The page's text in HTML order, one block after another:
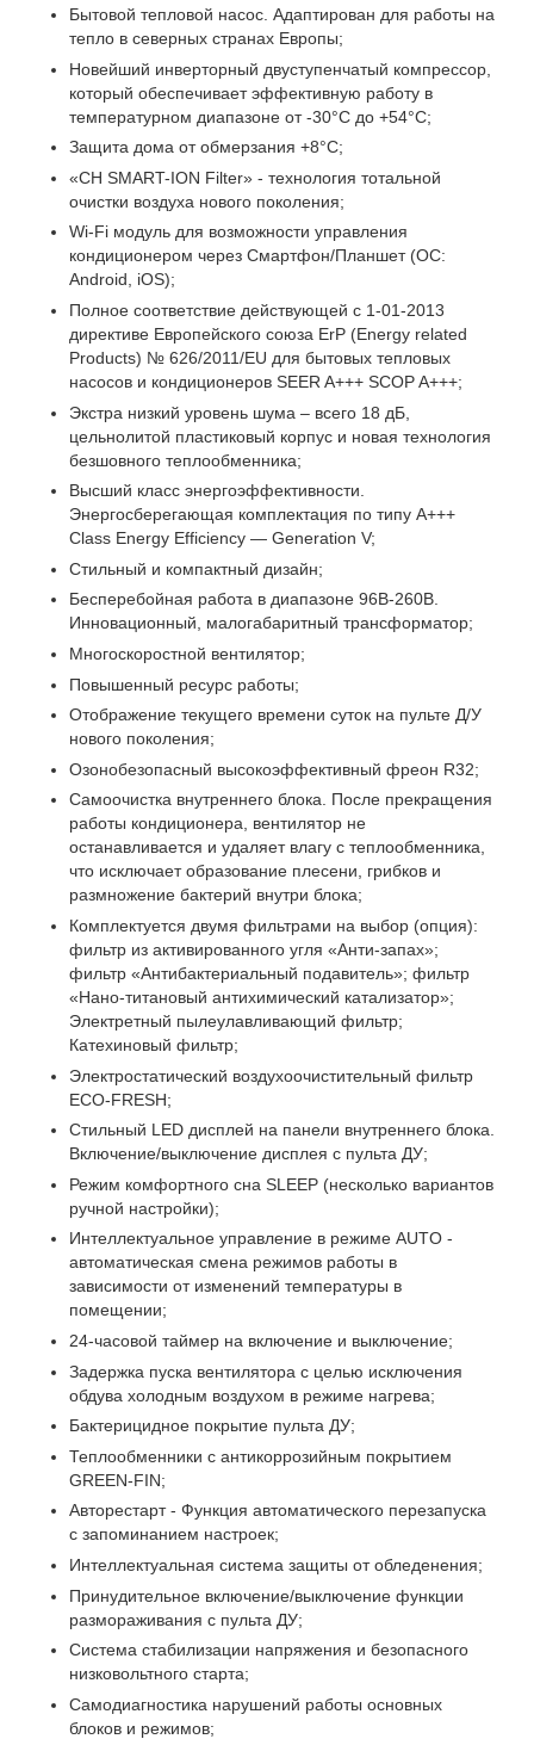
Бытовой тепловой насос. Адаптирован для работы на
тепло в северных странах Европы;
Новейший инверторный двуступенчатый компрессор,
который обеспечивает эффективную работу в
температурном диапазоне от -30°С до +54°C;
Защита дома от обмерзания +8°C;
«CH SMART-ION Filter» - технология тотальной
очистки воздуха нового поколения;
Wi-Fi модуль для возможности управления
кондиционером через Смартфон/Планшет (ОС:
Android, iOS);
Полное соответствие действующей c 1-01-2013
директиве Европейского союза ErP (Energy related
Products) № 626/2011/EU для бытовых тепловых
насосов и кондиционеров SEER A+++ SCOP A+++;
Экстра низкий уровень шума – всего 18 дБ,
цельнолитой пластиковый корпус и новая технология
безшовного теплообменника;
Высший класс энергоэффективности.
Энергосберегающая комплектация по типу A+++
Class Energy Efficiency — Generation V;
Стильный и компактный дизайн;
Бесперебойная работа в диапазоне 96В-260В.
Инновационный, малогабаритный трансформатор;
Многоскоростной вентилятор;
Повышенный ресурс работы;
Отображение текущего времени суток на пульте Д/У
нового поколения;
Озонобезопасный высокоэффективный фреон R32;
Самоочистка внутреннего блока. После прекращения
работы кондиционера, вентилятор не
останавливается и удаляет влагу с теплообменника,
что исключает образование плесени, грибков и
размножение бактерий внутри блока;
Комплектуется двумя фильтрами на выбор (опция):
фильтр из активированного угля «Анти-запах»;
фильтр «Антибактериальный подавитель»; фильтр
«Нано-титановый антихимический катализатор»;
Электретный пылеулавливающий фильтр;
Катехиновый фильтр;
Электростатический воздухоочистительный фильтр
ЕСО-FRESH;
Стильный LED дисплей на панели внутреннего блока.
Включение/выключение дисплея с пульта ДУ;
Режим комфортного сна SLЕЕР (несколько вариантов
ручной настройки);
Интеллектуальное управление в режиме AUTO -
автоматическая смена режимов работы в
зависимости от изменений температуры в
помещении;
24-часовой таймер на включение и выключение;
Задержка пуска вентилятора с целью исключения
обдува холодным воздухом в режиме нагрева;
Бактерицидное покрытие пульта ДУ;
Теплообменники с антикоррозийным покрытием
GREEN-FIN;
Авторестарт - Функция автоматического перезапуска
с запоминанием настроек;
Интеллектуальная система защиты от обледенения;
Принудительное включение/выключение функции
размораживания с пульта ДУ;
Система стабилизации напряжения и безопасного
низковольтного старта;
Самодиагностика нарушений работы основных
блоков и режимов;